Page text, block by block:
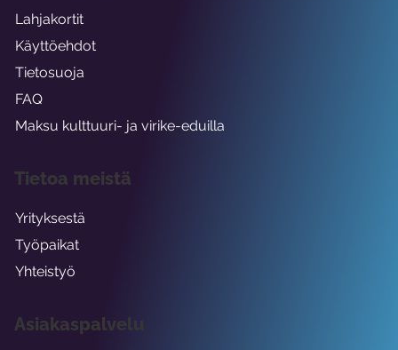
Asiakaspalvelu
Lahjakortit
Käyttöehdot
Tietosuoja
FAQ
Maksu kulttuuri- ja virike-eduilla
Tietoa meistä
Yrityksestä
Työpaikat
Yhteistyö